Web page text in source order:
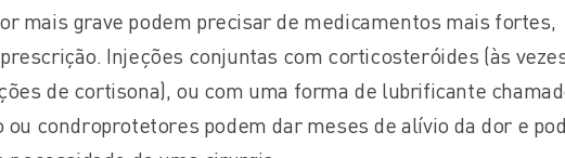
mais grave podem precisar de medicamentos mais fortes,
Injeções conjuntas com corticosteróides (às
de cortisona), ou com uma forma de lubrificante
condroprotetores podem dar meses de alívio da dor e